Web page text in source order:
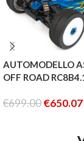
AUTOMODELLO
OFF ROAD
€699.00€650.07